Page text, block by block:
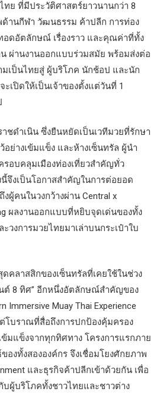
ทย ที่มีประวัติศาสตร์ยาวนานกว่า 8
านกีฬา วัฒนธรรม ค้าปลีก การท่อง
อดอัตลักษณ์ เรื่องราว และคุณค่าที่ทั้ง
ผ่านงานออกแบบร่วมสมัย พร้อมส่งต่อ
มเป็นไทยสู่ ผู้บริโภค นักช้อป และนัก
เปิดให้เป็นเจ้าของตั้งแต่วันที่ 1
ชดำเนิน ซึ่งยืนหยัดเป็นเวทีมวยที่รักษา
ย่างเข้มแข็ง และห้างเซ็นทรัล ผู้นำ
อบคลุมเมืองท่องเที่ยวสำคัญทั่ว
จึงเป็นโอกาสสำคัญในการต่อยอด
ผู้คนในวงกว้างผ่าน Central x
ผลงานออกแบบที่หยิบจุดเด่นของทั้ง
วงการมวยไทยมาเล่าบนกระเป๋าใบ
คลาสสิกของเซ็นทรัลที่เคยใช้ในช่วง
นต์ 8 ทิศ” อีกหนึ่งอัตลักษณ์สำคัญของ
Immersive Muay Thai Experience
บราณที่สื่อถึงการปกป้องคุ้มครอง
มแข็งจากทุกทิศทาง โครงการแรกภาย
องทั้งสององค์กร จึงเชื่อมโยงศักยภาพ
และธุรกิจค้าปลีกเข้าด้วยกัน เพื่อ
ผู้บริโภคทั้งชาวไทยและชาวต่าง